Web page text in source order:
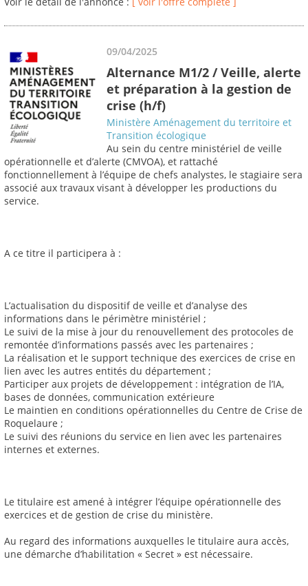
09/04/2025
Alternance M1/2 / Veille, alerte
et préparation à la gestion de
crise (h/f)
Ministère Aménagement du territoire et
Transition écologique
Au sein du centre ministériel de veille
opérationnelle et d’alerte (CMVOA), et rattaché
fonctionnellement à l’équipe de chefs analystes, le stagiaire sera
associé aux travaux visant à développer les productions du
service.
A ce titre il participera à :
L’actualisation du dispositif de veille et d’analyse des
informations dans le périmètre ministériel ;
Le suivi de la mise à jour du renouvellement des protocoles de
remontée d’informations passés avec les partenaires ;
La réalisation et le support technique des exercices de crise en
lien avec les autres entités du département ;
Participer aux projets de développement : intégration de l’IA,
bases de données, communication extérieure
Le maintien en conditions opérationnelles du Centre de Crise de
Roquelaure ;
Le suivi des réunions du service en lien avec les partenaires
internes et externes.
Le titulaire est amené à intégrer l’équipe opérationnelle des
exercices et de gestion de crise du ministère.
Au regard des informations auxquelles le titulaire aura accès,
une démarche d’habilitation « Secret » est nécessaire.